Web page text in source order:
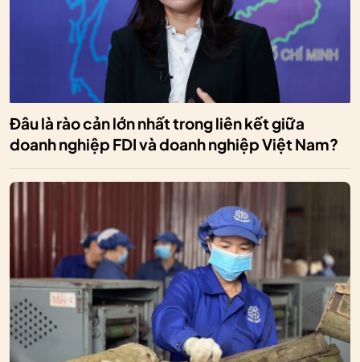
Đâu là rào cản lớn nhất trong liên kết giữa
doanh nghiệp FDI và doanh nghiệp Việt Nam?